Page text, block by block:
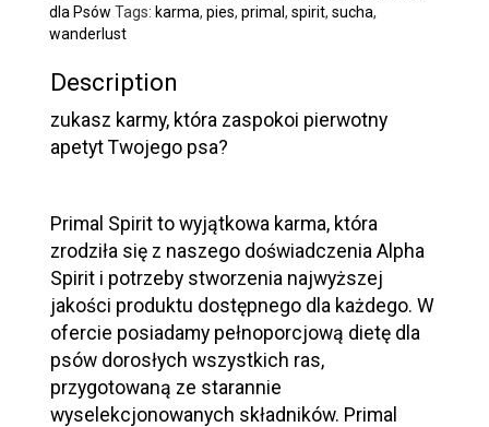
dla Psów Tags: karma, pies, primal , spirit, sucha,
wanderlust
Description
zukasz karmy, która zaspokoi pierwotny
apetyt Twojego psa?
Primal Spirit to wyjątkowa karma, która
zrodziła się z naszego doświadczenia Alpha
Spirit i potrzeby stworzenia najwyższej
jakości produktu dostępnego dla każdego. W
ofercie posiadamy pełnoporcjową dietę dla
psów dorosłych wszystkich ras,
przygotowaną ze starannie
wyselekcjonowanych składników. Primal